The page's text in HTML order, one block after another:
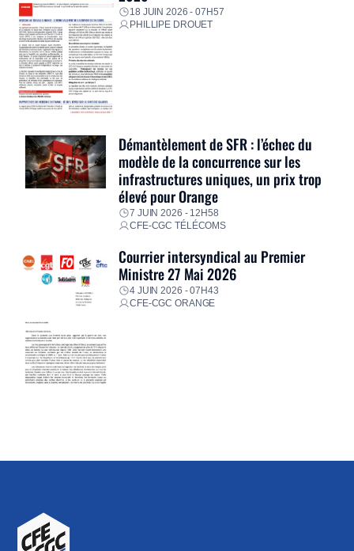
18 JUIN 2026 - 07H57
PHILLIPE DROUET
Démantèlement de SFR : l’échec du
modèle de la concurrence sur les
infrastructures uniques, un prix trop
élevé pour Orange
7 JUIN 2026 - 12H58
CFE-CGC TÉLÉCOMS
Courrier intersyndical au Premier
Ministre 27 Mai 2026
4 JUIN 2026 - 07H43
CFE-CGC ORANGE